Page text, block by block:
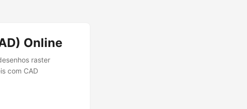
Online
raster
com CAD